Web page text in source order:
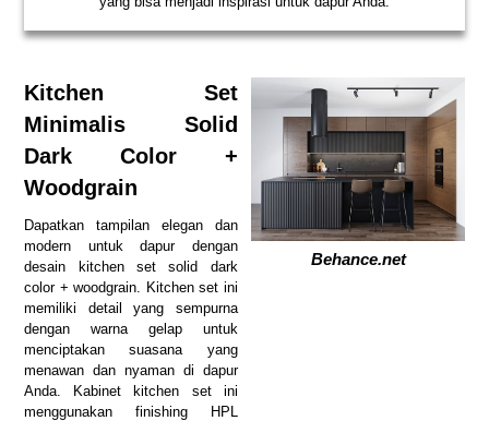
Kitchen Set
Minimalis Solid
Dark Color +
Woodgrain
Dapatkan tampilan elegan dan
modern untuk dapur dengan
desain kitchen set solid dark
color + woodgrain. Kitchen set ini
memiliki detail yang sempurna
dengan warna gelap untuk
menciptakan suasana yang
menawan dan nyaman di dapur
Anda. Kabinet kitchen set ini
menggunakan finishing HPL
Behance.net